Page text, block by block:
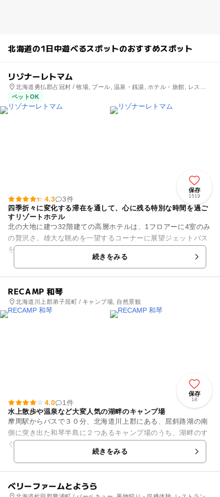
北海道の1日中遊べるスポットのおすすめスポット
リゾナーレトマム
北海道勇払郡占冠村 / 牧場, プール, 温泉・銭湯, ホテル・旅館, レスト
ラン・カフェ
ペットOK
保存
1519
4.3
3件
四季折々に変化する滞在を通して、心に残る特別な時間を過ご
すリゾートホテル
北の大地に建つ32階建ての高層ホテルは、1フロアーに4室のみ
の贅沢さ。雄大な眺めを一望するコーナーに展望ジェットバス
を備えた100平米のスイートルームです。絶景を眺める雲海テ
続きをみる
RECAMP 和琴
北海道川上郡弟子屈町 / キャンプ場, 自然景観
保存
18
4.0
1件
水上散歩や温泉など大変人気の湖畔のキャンプ場
摩周駅からバスで３０分、北海道川上郡にある、屈斜路湖の南
側に突き出た和琴半島に２つあるキャンプ場のうち、湖畔のす
ぐ近くに広がっているキャンプ場が、和琴半島湖畔キャンプ場
です。豊かな緑を背景に、目...続きをみる
ベリーファームとようら